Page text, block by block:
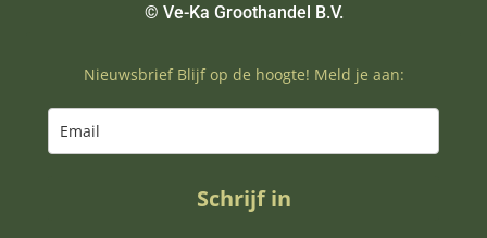
© Ve-Ka Groothandel B.V.
Nieuwsbrief Blijf op de hoogte! Meld je aan:
Schrijf in